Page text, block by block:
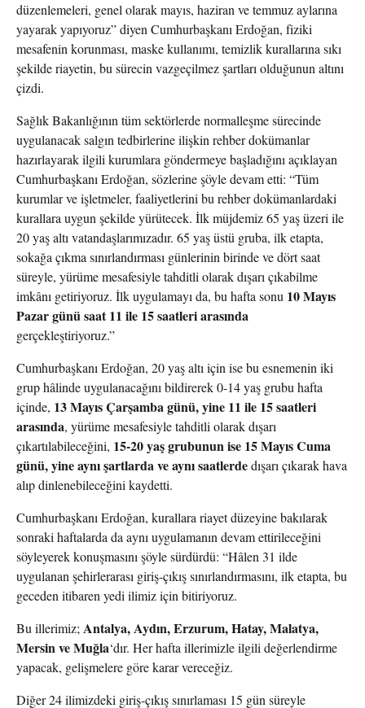
düzenlemeleri, genel olarak mayıs, haziran ve temmuz aylarına
yayarak yapıyoruz” diyen Cumhurbaşkanı Erdoğan, fiziki
mesafenin korunması, maske kullanımı, temizlik kurallarına sıkı
şekilde riayetin, bu sürecin vazgeçilmez şartları olduğunun altını
çizdi.
Sağlık Bakanlığının tüm sektörlerde normalleşme sürecinde
uygulanacak salgın tedbirlerine ilişkin rehber dokümanlar
hazırlayarak ilgili kurumlara göndermeye başladığını açıklayan
Cumhurbaşkanı Erdoğan, sözlerine şöyle devam etti: “Tüm
kurumlar ve işletmeler, faaliyetlerini bu rehber dokümanlardaki
kurallara uygun şekilde yürütecek. İlk müjdemiz 65 yaş üzeri ile
20 yaş altı vatandaşlarımızadır. 65 yaş üstü gruba, ilk etapta,
sokağa çıkma sınırlandırması günlerinin birinde ve dört saat
süreyle, yürüme mesafesiyle tahditli olarak dışarı çıkabilme
imkânı getiriyoruz. İlk uygulamayı da, bu hafta sonu 10 Mayıs
Pazar günü saat 11 ile 15 saatleri arasında
gerçekleştiriyoruz.”
Cumhurbaşkanı Erdoğan, 20 yaş altı için ise bu esnemenin iki
grup hâlinde uygulanacağını bildirerek 0-14 yaş grubu hafta
içinde, 13 Mayıs Çarşamba günü, yine 11 ile 15 saatleri
arasında, yürüme mesafesiyle tahditli olarak dışarı
çıkartılabileceğini, 15-20 yaş grubunun ise 15 Mayıs Cuma
günü, yine aynı şartlarda ve aynı saatlerdedışarı çıkarak hava
alıp dinlenebileceğini kaydetti.
Cumhurbaşkanı Erdoğan, kurallara riayet düzeyine bakılarak
sonraki haftalarda da aynı uygulamanın devam ettirileceğini
söyleyerek konuşmasını şöyle sürdürdü: “Hâlen 31 ilde
uygulanan şehirlerarası giriş-çıkış sınırlandırmasını, ilk etapta, bu
geceden itibaren yedi ilimiz için bitiriyoruz.
Bu illerimiz; Antalya, Aydın, Erzurum, Hatay, Malatya,
Mersin ve Muğla‘dır. Her hafta illerimizle ilgili değerlendirme
yapacak, gelişmelere göre karar vereceğiz.
Diğer 24 ilimizdeki giriş-çıkış sınırlaması 15 gün süreyle